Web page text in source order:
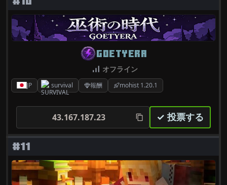
JP survival 報酬 mohist 1.20.1
GOETYERA
オフライン
43.167.187.23 ✓ 投票する
#11